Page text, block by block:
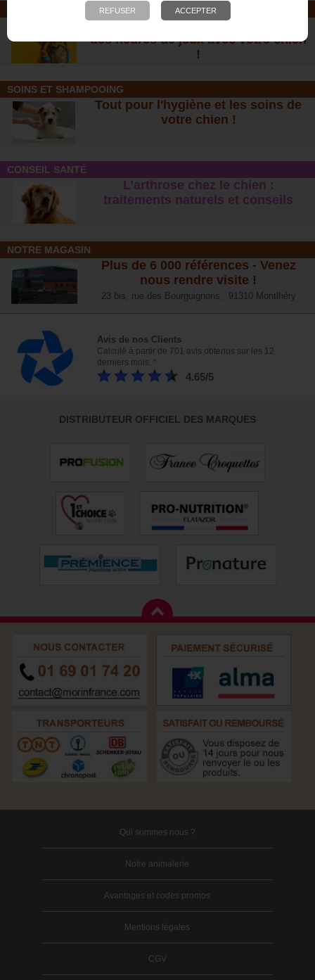
JOUETS EN CORDE
De nombreuses nouveautés pour
des heures de jeux avec votre chien
!
SOINS ET SHAMPOOING
Tout pour l'hygiène et les soins de
votre chien !
CONSEIL SANTÉ
L’arthrose chez le chien :
traitements naturels et conseils
NOTRE MAGASIN
Plus de 6 000 références - Venez
nous rendre visite !
23 bis, rue des Bourguignons, 91310 Montlhéry
Avis de nos Clients
Calculé à partir de 701 avis obtenus sur les 12
derniers mois. *
4.65/5
DISTRIBUTEUR OFFICIEL DES MARQUES
Qui sommes nous ?
Notre animalerie
Avantages et codes promos
Mentions légales
CGV